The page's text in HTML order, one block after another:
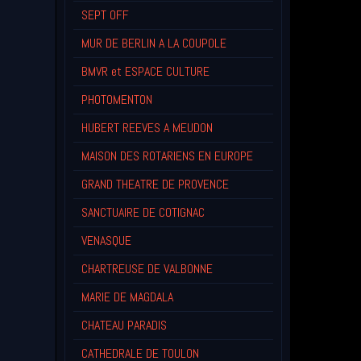
SEPT OFF
MUR DE BERLIN A LA COUPOLE
BMVR et ESPACE CULTURE
PHOTOMENTON
HUBERT REEVES A MEUDON
MAISON DES ROTARIENS EN EUROPE
GRAND THEATRE DE PROVENCE
SANCTUAIRE DE COTIGNAC
VENASQUE
CHARTREUSE DE VALBONNE
MARIE DE MAGDALA
CHATEAU PARADIS
CATHEDRALE DE TOULON